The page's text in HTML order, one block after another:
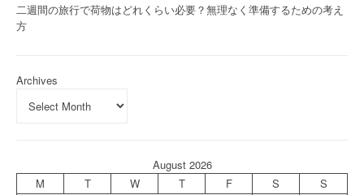
二週間の旅行で荷物はどれくらい必要？無理なく準備するための考え
方
Archives
August 2026
M
T W T F S
S